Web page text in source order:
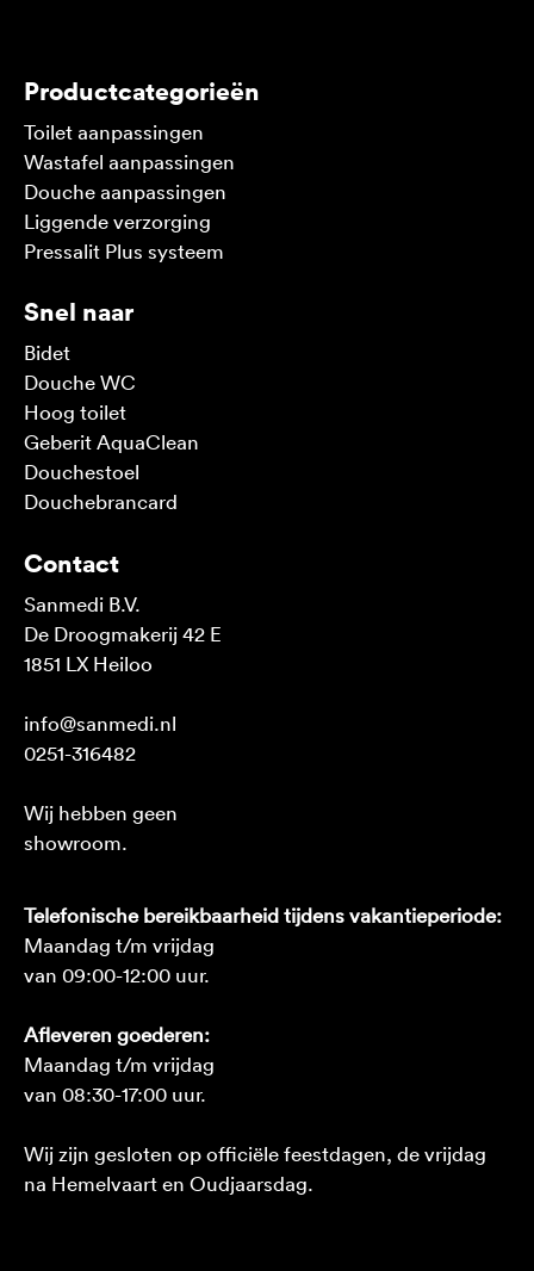
Productcategorieën
Toilet aanpassingen
Wastafel aanpassingen
Douche aanpassingen
Liggende verzorging
Pressalit Plus systeem
Snel naar
Bidet
Douche WC
Hoog toilet
Geberit AquaClean
Douchestoel
Douchebrancard
Contact
Sanmedi B.V.
De Droogmakerij 42 E
1851 LX Heiloo
info@sanmedi.nl
0251-316482
Wij hebben geen
showroom.
Telefonische bereikbaarheid tijdens vakantieperiode:
Maandag t/m vrijdag
van 09:00-12:00 uur.
Afleveren goederen:
Maandag t/m vrijdag
van 08:30-17:00 uur.
Wij zijn gesloten op officiële feestdagen, de vrijdag
na Hemelvaart en Oudjaarsdag.